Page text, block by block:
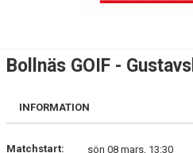
BILDGALLERI
Bollnäs GOIF -
INFORMATION
Matchstart:
sön 08 mars, 13:30